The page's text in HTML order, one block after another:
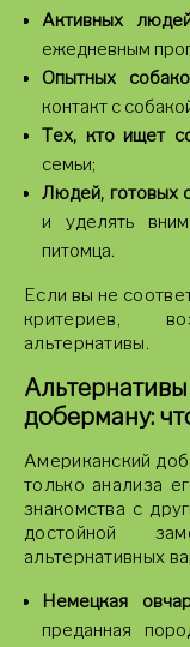
Активных
ежедневным
Опытных
контакт с
Тех, кто ищет
семьи;
Людей, готовых
и уделять
питомца.
Если вы не
критериев,
альтернативы.
доберману:
Американский
только анализа
знакомства с
достойной
альтернативных
Немецкая
преданная